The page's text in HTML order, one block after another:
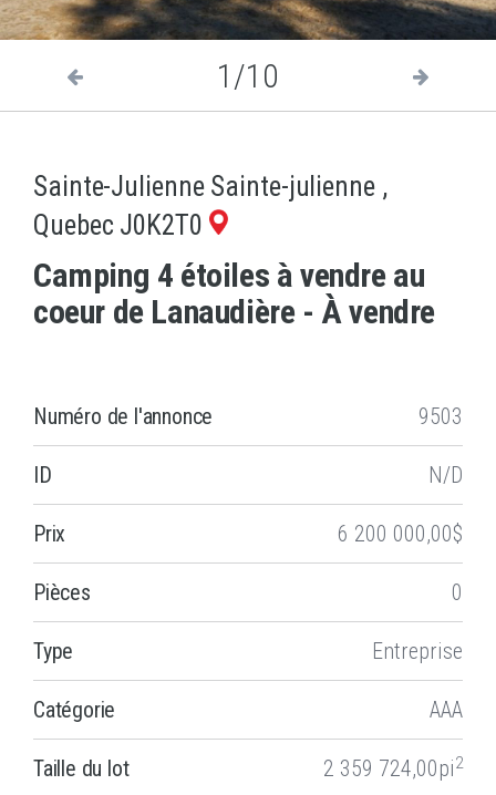
Sainte-Julienne Sainte-julienne ,
Quebec J0K2T0
Camping 4 étoiles à vendre au
coeur de Lanaudière - À vendre
Numéro de l'annonce 9503
ID N/D
Prix 6 200 000,00$
Pièces 0
Type Entreprise
Catégorie AAA
Taille du lot 2 359 724,00pi2
1/10